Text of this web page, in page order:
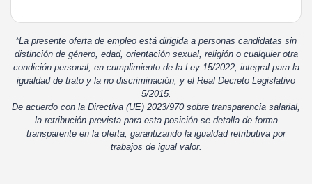
*La presente oferta de empleo está dirigida a personas candidatas sin
distinción de género, edad, orientación sexual, religión o cualquier otra
condición personal, en cumplimiento de la Ley 15/2022, integral para la
igualdad de trato y la no discriminación, y el Real Decreto Legislativo
5/2015.
De acuerdo con la Directiva (UE) 2023/970 sobre transparencia salarial,
la retribución prevista para esta posición se detalla de forma
transparente en la oferta, garantizando la igualdad retributiva por
trabajos de igual valor.